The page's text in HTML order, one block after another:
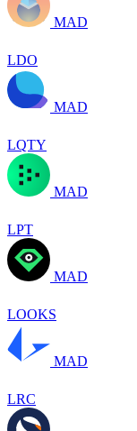
MAD
LDO
MAD
LQTY
MAD
LPT
MAD
LOOKS
MAD
LRC